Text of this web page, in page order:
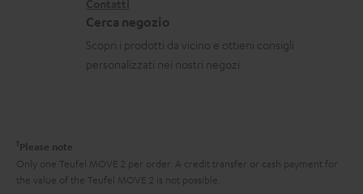
s
p
z
i
n
i
n
i
Cerca negozio
Scopri i prodotti da vicino e ottieni consigli
personalizzati nei nostri negozi
1 Please note
Only one Teufel MOVE 2 per order. A credit transfer or cash payment for
the value of the Teufel MOVE 2 is not possible.